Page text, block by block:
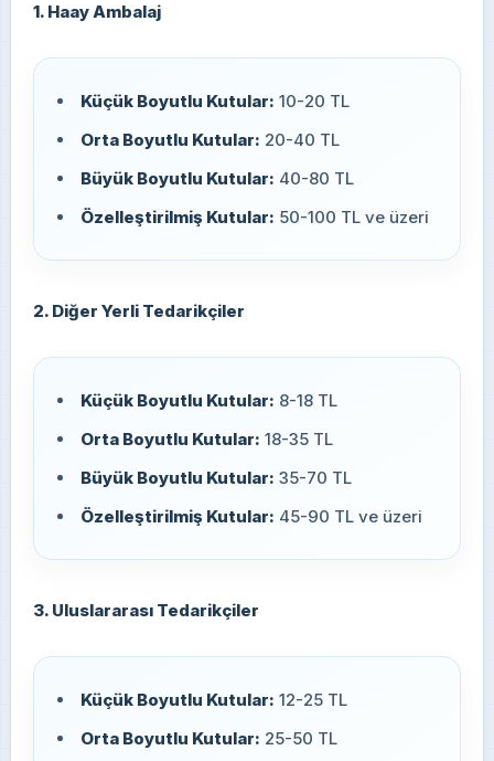
1. Haay Ambalaj
Küçük Boyutlu Kutular: 10-20 TL
Orta Boyutlu Kutular: 20-40 TL
Büyük Boyutlu Kutular: 40-80 TL
Özelleştirilmiş Kutular: 50-100 TL ve üzeri
2. Diğer Yerli Tedarikçiler
Küçük Boyutlu Kutular: 8-18 TL
Orta Boyutlu Kutular: 18-35 TL
Büyük Boyutlu Kutular: 35-70 TL
Özelleştirilmiş Kutular: 45-90 TL ve üzeri
3. Uluslararası Tedarikçiler
Küçük Boyutlu Kutular: 12-25 TL
Orta Boyutlu Kutular: 25-50 TL